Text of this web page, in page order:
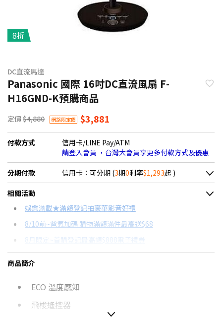
8折
DC直流馬達
Panasonic 國際 16吋DC直流風扇 F-
H16GND-K預購商品
定價 $4,880 網路限定價 $3,881
付款方式
信用卡/LINE Pay/ATM
請登入會員 ，台灣大會員享更多付款方式及優惠
分期付款 信用卡：可分期 (3期0利率$1,293起 )
＊實際可分期數、適用利率，請以購物車顯示為主
信用卡分期
分期數
12期
24期
每期金額 配合銀行/業者
相關活動
娛樂滿載★滿額登記抽豪華影音好禮
8/10前~爸氣加碼 購物滿額滿件最高送$68
8月限定~首購登記最高領$888電子禮券
台灣大哥大Open Possible聯名卡滿額最高回饋25%
電視降到底破盤
DC與AC風扇有什麼不同？→點我看達人教你買
商品簡介
ECO 溫度感知
飛梭遙控器